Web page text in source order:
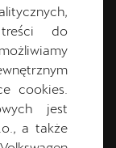
treści do
cookies.
jest
a także